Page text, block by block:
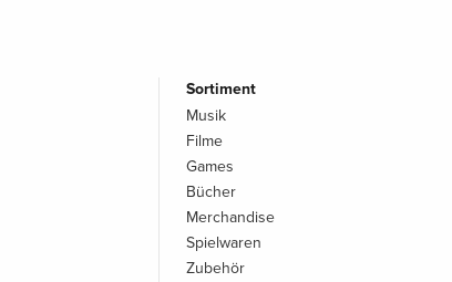
Sortiment
Musik
Filme
Games
Bücher
Merchandise
Spielwaren
Zubehör